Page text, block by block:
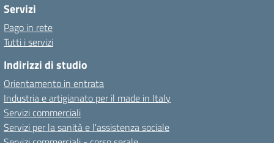
Servizi
Pago in rete
Tutti i servizi
Indirizzi di studio
Orientamento in entrata
Industria e artigianato per il made in Italy
Servizi commerciali
Servizi per la sanità e l'assistenza sociale